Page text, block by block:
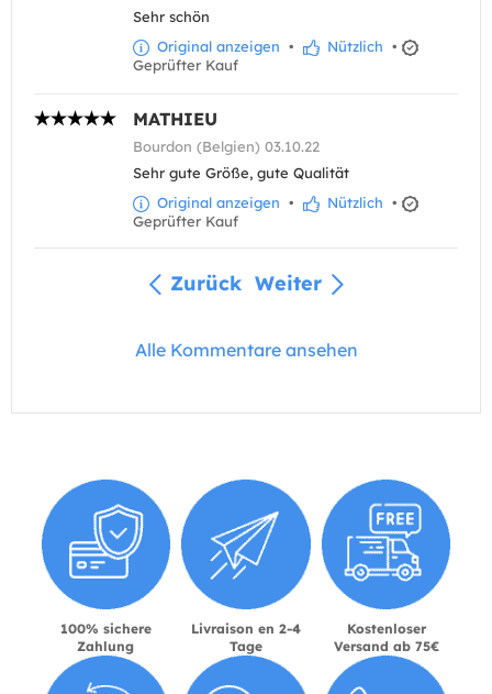
Sehr schön
Original anzeigen • Nützlich •
Geprüfter Kauf
MATHIEU
Bourdon (Belgien) 03.10.22
Sehr gute Größe, gute Qualität
Original anzeigen • Nützlich •
Geprüfter Kauf
Zurück Weiter
Alle Kommentare ansehen
100% sichere
Zahlung
Livraison en 2-4
Tage
Kostenloser
Versand ab 75€